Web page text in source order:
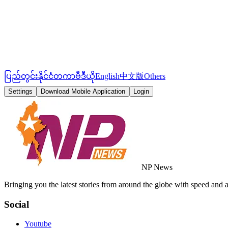
ပြည်တွင်းနိုင်ငံတကာဗီဒီယိုEnglish中文版Others
Settings Download Mobile Application Login
NP News
Bringing you the latest stories from around the globe with speed and
Social
Youtube